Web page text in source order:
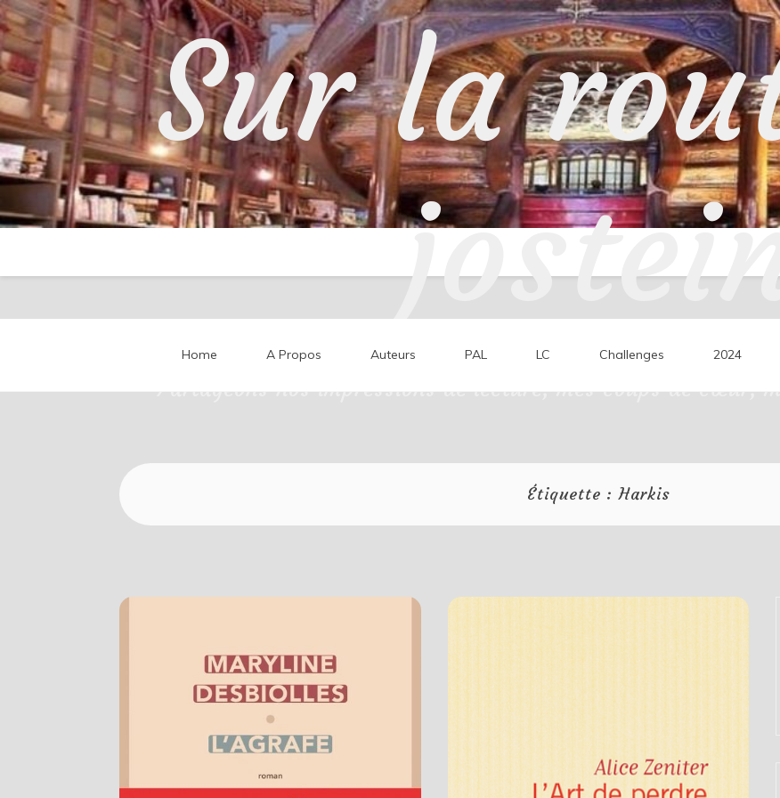
Skip
to
content
Sur la
Partageons nos impressions de lecture, mes coups de cœur,
Home A Propos Auteurs PAL LC Challenges 2024
Étiquette :Harkis